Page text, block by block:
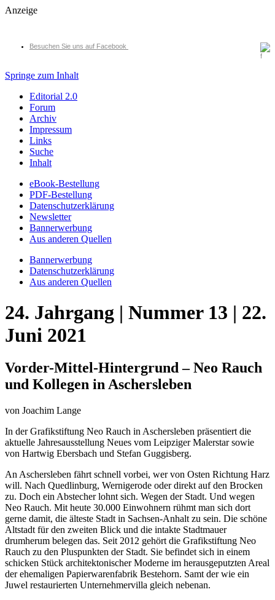
Anzeige
Besuchen Sie uns auf Facebook
Springe zum Inhalt
Editorial 2.0
Forum
Archiv
Impressum
Links
Suche
Inhalt
eBook-Bestellung
PDF-Bestellung
Datenschutzerklärung
Newsletter
Bannerwerbung
Aus anderen Quellen
Bannerwerbung
Datenschutzerklärung
Aus anderen Quellen
24. Jahrgang | Nummer 13 | 22.
Juni 2021
Vorder-Mittel-Hintergrund – Neo Rauch
und Kollegen in Aschersleben
von Joachim Lange
In der Grafikstiftung Neo Rauch in Aschersleben präsentiert die
aktuelle Jahresausstellung Neues vom Leipziger Malerstar sowie
von Hartwig Ebersbach und Stefan Guggisberg.
An Aschersleben fährt schnell vorbei, wer von Osten Richtung Harz
will. Nach Quedlinburg, Wernigerode oder direkt auf den Brocken
zu. Doch ein Abstecher lohnt sich. Wegen der Stadt. Und wegen
Neo Rauch. Mit heute 30.000 Einwohnern rühmt man sich dort
gerne damit, die älteste Stadt in Sachsen-Anhalt zu sein. Die schöne
Altstadt für den zweiten Blick und die intakte Stadtmauer
drumherum belegen das. Seit 2012 gehört die Grafikstiftung Neo
Rauch zu den Pluspunkten der Stadt. Sie befindet sich in einem
schicken Stück architektonischer Moderne im herausgeputzten Areal
der ehemaligen Papierwarenfabrik Bestehorn. Samt der wie ein
Juwel restaurierten Unternehmervilla gleich nebenan.